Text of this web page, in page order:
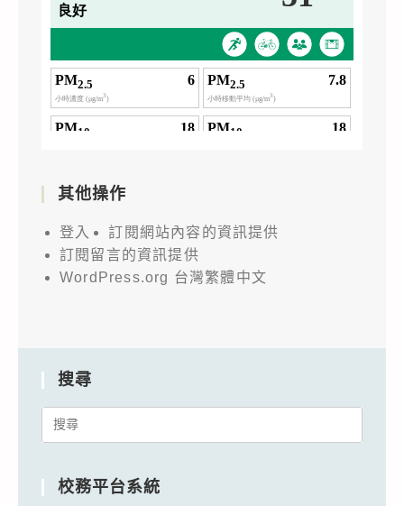
其他操作
登入
訂閱網站內容的資訊提供
訂閱留言的資訊提供
WordPress.org 台灣繁體中文
搜尋
Search
校務平台系統